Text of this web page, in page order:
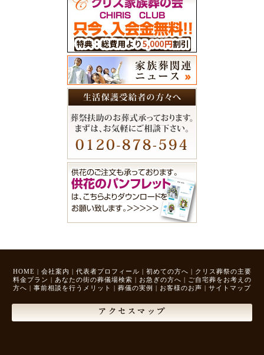
HOME | 会社案内 | 代表者プロフィール | 初めての方へ | クリス葬祭の主要
料金プラン | あなたの街の葬儀場検索 | お急ぎの方へ | ご自宅葬をお考えの
方へ | 事前相談を行うメリット | 葬儀の実例 | お客様のお声 | サイトマップ
アクセスマップ